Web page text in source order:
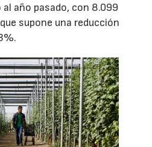
año pasado, con 8.099
supone una reducción